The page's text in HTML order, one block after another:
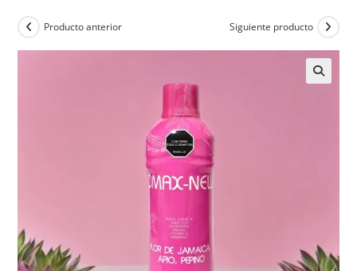
Producto anterior Siguiente producto